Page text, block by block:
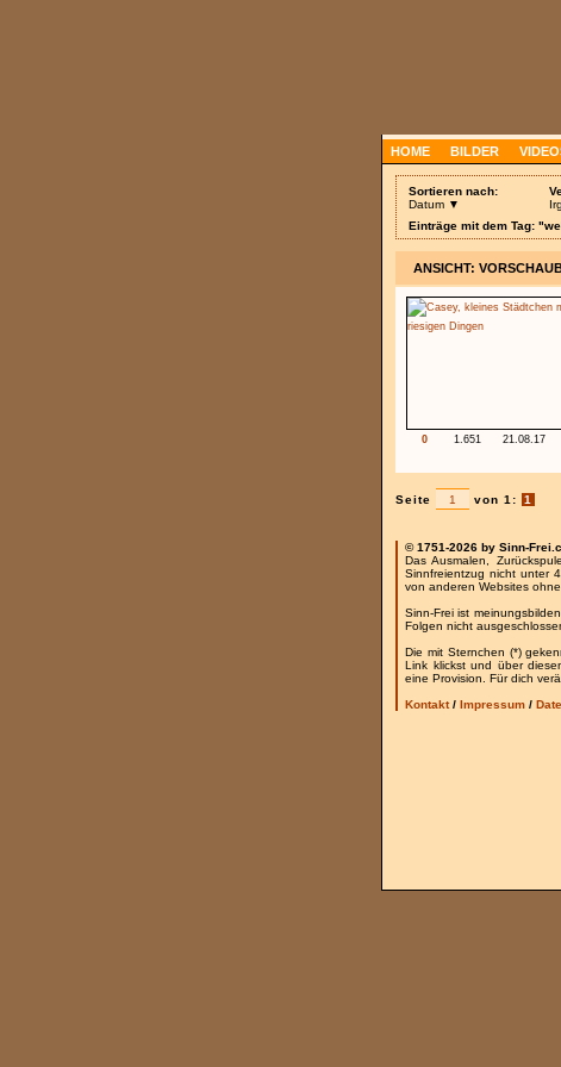
HOME BILDER
Sortieren nach:
Datum ▼
Einträge mit dem Tag:
ANSICHT:
0 1.651 21.08.17
Seite von 1: 1
© 1751-2026 by Sinn-
Das Ausmalen,
Sinnfreientzug nicht unter
von anderen Websites
Sinn-Frei ist
Folgen nicht
Die mit Sternchen (*)
Link klickst und über
eine Provision. Für dich
Kontakt/ Impressum /